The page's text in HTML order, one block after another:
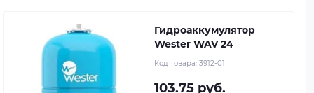
Гидроаккумулятор
Wester WAV 24
Код товара: 3912-01
103.75 руб.